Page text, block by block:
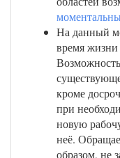
На данный
время жизни
кроме
при
новую
неё.
образом, не